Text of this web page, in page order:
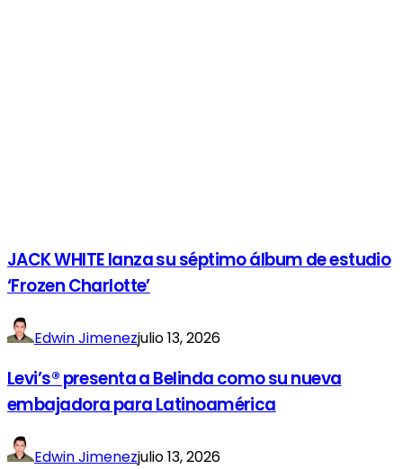
JACK WHITE lanza su séptimo álbum de estudio
‘Frozen Charlotte’
Edwin Jimenezjulio 13, 2026
Levi’s® presenta a Belinda como su nueva
embajadora para Latinoamérica
Edwin Jimenezjulio 13, 2026